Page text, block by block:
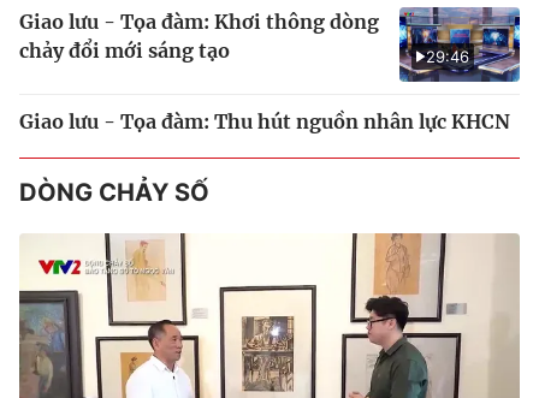
29:46
Giao lưu - Tọa đàm: Khơi thông dòng
chảy đổi mới sáng tạo
Giao lưu - Tọa đàm: Thu hút nguồn nhân lực KHCN
DÒNG CHẢY SỐ